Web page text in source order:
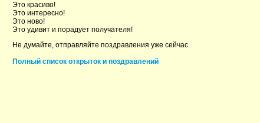
Это красиво!
Это интересно!
Это ново!
Это удивит и порадует получателя!
Не думайте, отправляйте поздравления уже сейчас.
Полный список открыток и поздравлений